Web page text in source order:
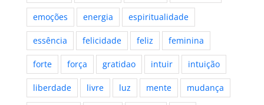
emoções energia espiritualidade
essência felicidade feliz feminina
forte força gratidao intuir intuição
liberdade livre luz mente mudança